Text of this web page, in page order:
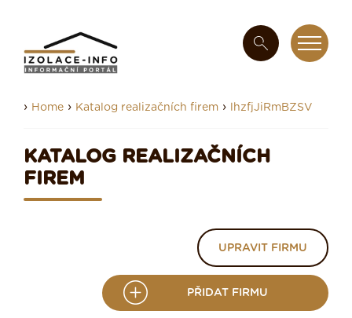
› Home › Katalog realizačních firem › lhzfjJiRmBZSV
KATALOG REALIZAČNÍCH
FIREM
UPRAVIT FIRMU
PŘIDAT FIRMU